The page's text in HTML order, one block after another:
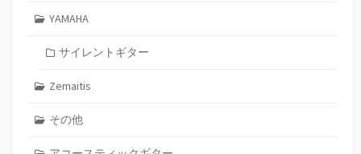
YAMAHA
サイレントギター
Zemaitis
その他